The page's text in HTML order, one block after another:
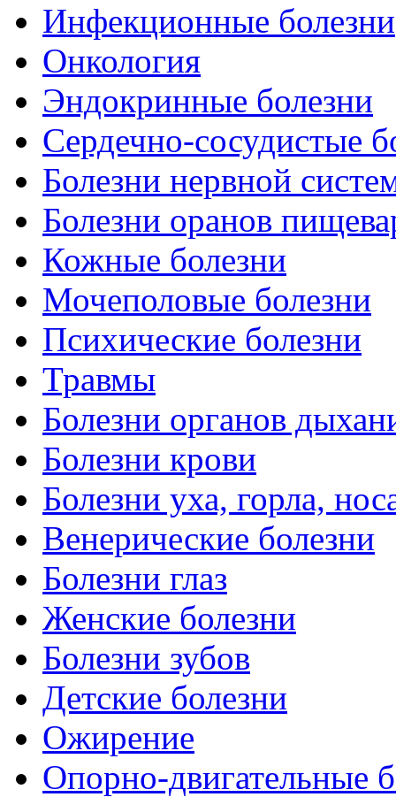
Инфекционные болезни
Онкология
Эндокринные болезни
Сердечно-сосудистые
Болезни нервной
Болезни оранов
Кожные болезни
Мочеполовые болезни
Психические болезни
Травмы
Болезни органов
Болезни крови
Болезни уха, горла,
Венерические болезни
Болезни глаз
Женские болезни
Болезни зубов
Детские болезни
Ожирение
Опopно-двигательные